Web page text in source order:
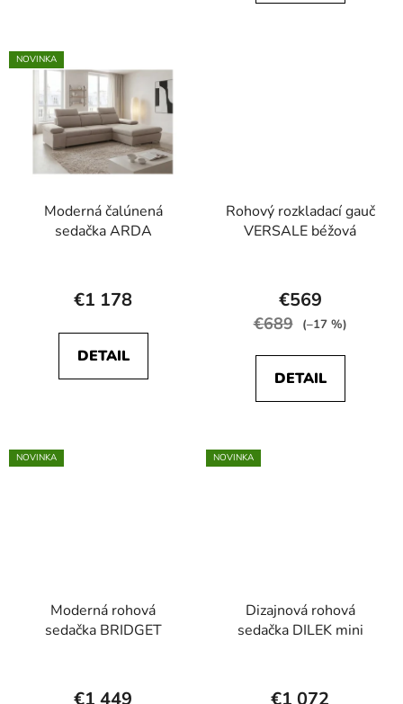
NOVINKA
Moderná čalúnená
sedačka ARDA
€1 178
DETAIL
Rohový rozkladací gauč
VERSALE béžová
hodnotenie
produktu
z
€569
€689 (–17 %)
DETAIL
NOVINKA
Moderná rohová
sedačka BRIDGET
hodnotenie
€1 449
NOVINKA
Dizajnová rohová
sedačka DILEK mini
€1 072